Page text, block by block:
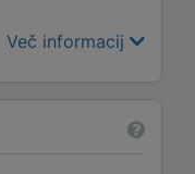
Več informacij